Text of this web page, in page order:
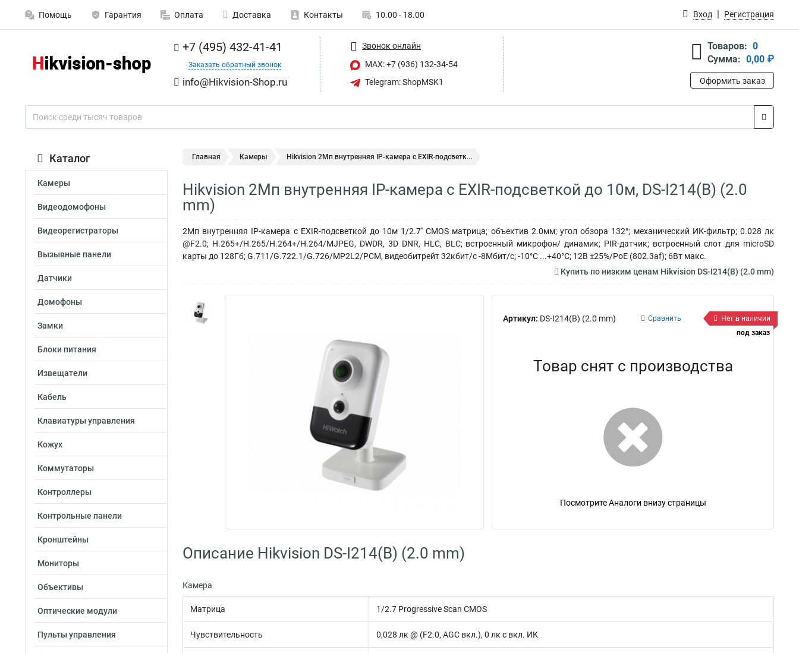
Помощь Гарантия Оплата Доставка Контакты 10.00 - 18.00 Вход Регистрация
+7 (495) 432-41-41
Заказать обратный звонок
info@Hikvision-Shop.ru
Звонок онлайн
MAX: +7 (936) 132-34-54
Telegram: ShopMSK1
Товаров: 0
Сумма: 0,00 ₽
Оформить заказ
Каталог
Камеры
Видеодомофоны
Видеорегистраторы
Вызывные панели
Датчики
Домофоны
Замки
Блоки питания
Извещатели
Кабель
Клавиатуры управления
Кожух
Коммутаторы
Контроллеры
Контрольные панели
Кронштейны
Мониторы
Объективы
Оптические модули
Пульты управления
Главная Камеры Hikvision 2Мп внутренняя IP-камера c EXIR-подсветк...
Hikvision 2Мп внутренняя IP-камера c EXIR-подсветкой до 10м, DS-I214(B) (2.0
mm)
2Мп внутренняя IP-камера c EXIR-подсветкой до 10м 1/2.7'' CMOS матрица; объектив 2.0мм; угол обзора 132°; механический ИК-фильтр; 0.028 лк
@F2.0; H.265+/H.265/H.264+/H.264/MJPEG, DWDR, 3D DNR, HLC, BLC; встроенный микрофон/ динамик; PIR-датчик; встроенный слот для microSD
карты до 128Гб; G.711/G.722.1/G.726/MP2L2/PCM, видеобитрейт 32кбит/с -8Мбит/с; -10°C ...+40°C; 12В ±25%/PoE (802.3af); 6Вт макс.
Купить по низким ценам Hikvision DS-I214(B) (2.0 mm)
Артикул: DS-I214(B) (2.0 mm) Сравнить
Нет в наличии
под заказ
Товар снят с производства
Посмотрите Аналоги внизу страницы
Описание Hikvision DS-I214(B) (2.0 mm)
Камера
Матрица 1/2.7 Progressive Scan CMOS
Чувствительность 0,028 лк @ (F2.0, AGC вкл.), 0 лк с вкл. ИК